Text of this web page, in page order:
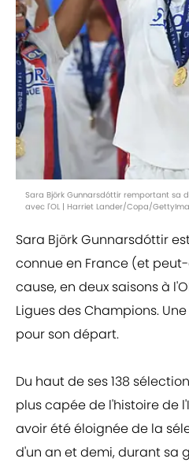
Sara Björk Gunnarsdóttir remportant sa
avec l'OL | Harriet Lander/Copa/
Sara Björk Gunnarsdóttir
connue en France (et
cause, en deux saisons à
Ligues des Champions.
pour son départ.
Du haut de ses 138
plus capée de l'histoire de
avoir été éloignée de la
d'un an et demi, durant sa